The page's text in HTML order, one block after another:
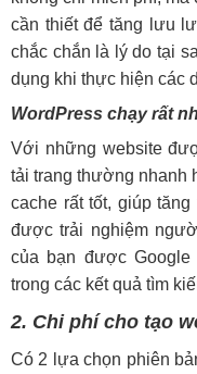
cần thiết để tăng lưu
chắc chắn là lý do tại
dụng khi thực hiện các
WordPress chạy rất
Với những website
tải trang thường nhanh
cache rất tốt, giúp
được trải nghiệm
của bạn được
trong các kết quả tìm
2. Chi phí cho tạo
Có 2 lựa chọn phiên